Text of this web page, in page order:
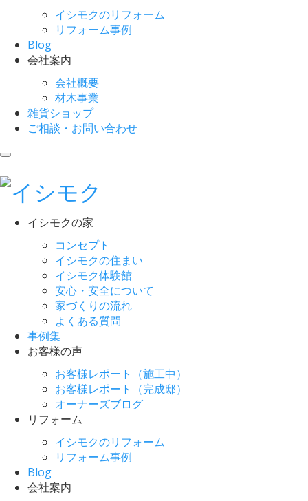
イシモクのリフォーム
リフォーム事例
Blog
会社案内
会社概要
材木事業
雑貨ショップ
ご相談・お問い合わせ
イシモクの家
コンセプト
イシモクの住まい
イシモク体験館
安心・安全について
家づくりの流れ
よくある質問
事例集
お客様の声
お客様レポート（施工中）
お客様レポート（完成邸）
オーナーズブログ
リフォーム
イシモクのリフォーム
リフォーム事例
Blog
会社案内